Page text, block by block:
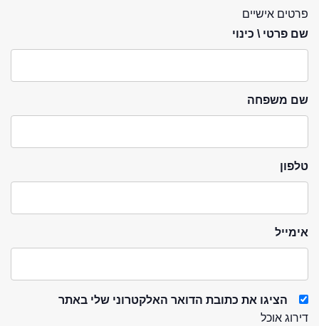
פרטים אישיים
שם פרטי \ כינוי
שם משפחה
טלפון
אימייל
הציגו את כתובת הדואר האלקטרוני שלי באתר
דירוג אוכל